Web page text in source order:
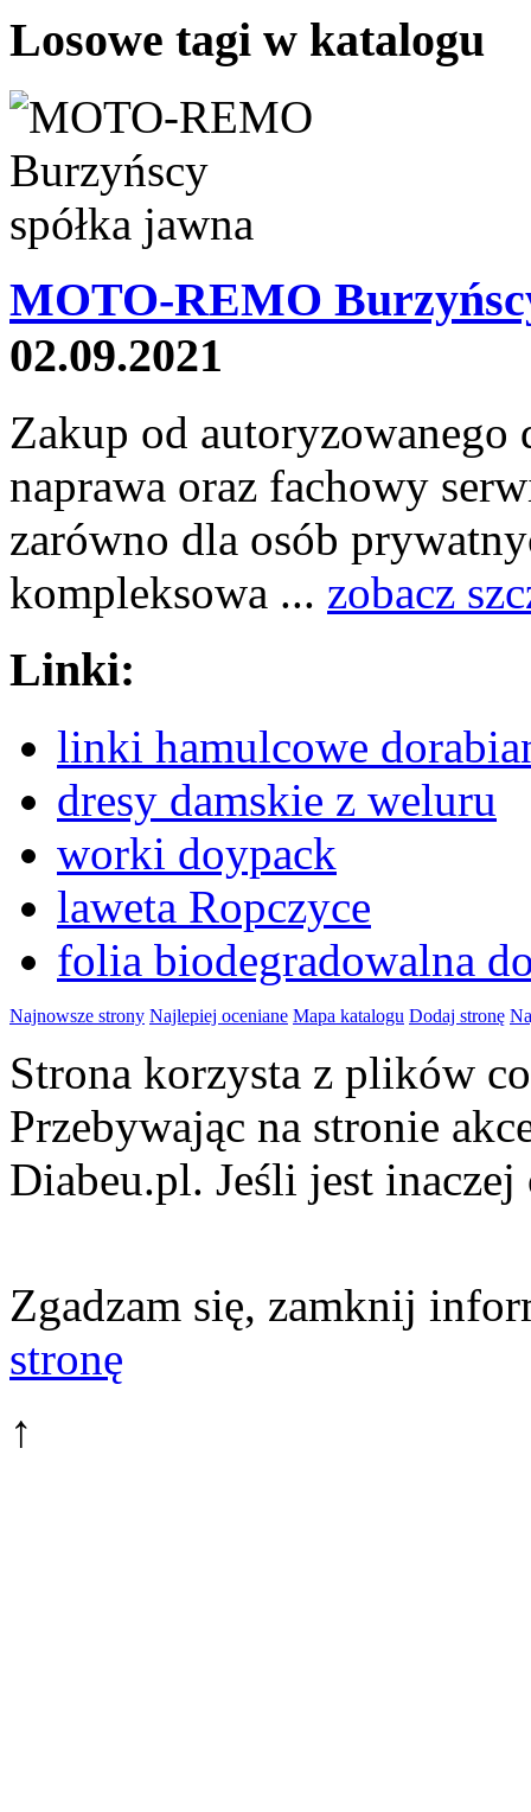
Losowe tagi w katalogu
MOTO-REMO
02.09.2021
Zakup od autoryzowanego
naprawa oraz fachowy
zarówno dla osób
kompleksowa ... zobacz
Linki:
linki hamulcowe
dresy damskie z weluru
worki doypack
laweta Ropczyce
folia biodegradowalna
Najnowsze strony Najlepiej oceniane Mapa katalogu Dodaj stronę
Strona korzysta z plików
Przebywając na stronie
Diabeu.pl. Jeśli jest inaczej
Zgadzam się, zamknij
stronę
↑